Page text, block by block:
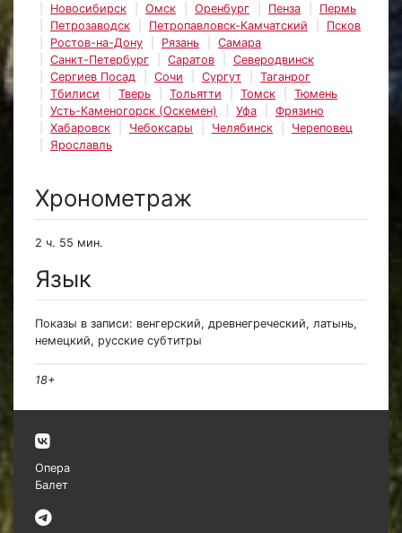
Новосибирск
Омск Оренбург Пенза
Пермь
Петрозаводск
Петропавловск-Камчатский
Псков
Ростов-на-Дону
Рязань
Самара
Санкт-Петербург
Саратов
Северодвинск
Сергиев Посад
Сочи Сургут
Таганрог
Тбилиси
Тверь Тольятти Томск
Тюмень
Усть-Каменогорск (Оскемен)
Уфа
Фрязино
Хабаровск
Чебоксары Челябинск
Череповец
Ярославль
Хронометраж
2 ч. 55 мин.
Язык
Показы в записи: венгерский, древнегреческий, латынь,
немецкий, русские субтитры
18+
Опера
Балет